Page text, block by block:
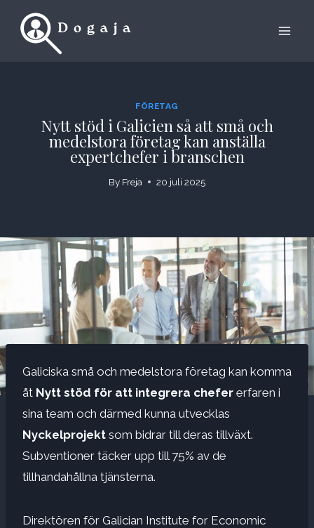
FÖRETAG
Nytt stöd i Galicien så att små och
medelstora företag kan anställa
expertchefer i branschen
By Freja 20 juli 2025
Galiciska små och medelstora företag kan komma
åt Nytt stöd för att integrera chefer erfaren i
sina team och därmed kunna utvecklas
Nyckelprojekt som bidrar till deras tillväxt.
Subventioner täcker upp till 75% av de
tillhandahållna tjänsterna.
Direktören för Galician Institute for Economic